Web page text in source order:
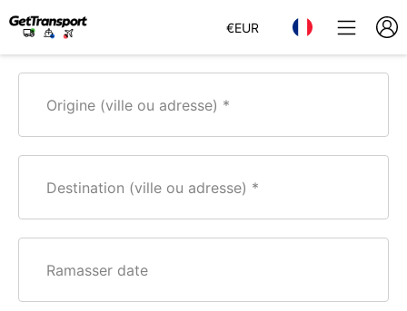
€EUR
Origine (ville ou adresse)
Destination (ville ou adresse)
Ramasser date